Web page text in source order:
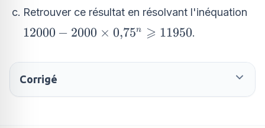
Retrouver ce résultat en résolvant l'inéquation
12000 -
0{,}75^n
\geqslant
12000 − 2000 × 0,75n ⩾ 11950.
Corrigé